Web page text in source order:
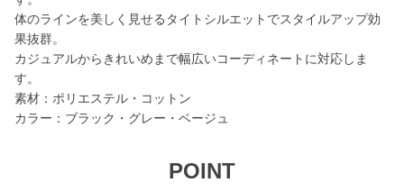
体のラインを美しく見せるタイトシルエットでスタイルアップ効
果抜群。
カジュアルからきれいめまで幅広いコーディネートに対応しま
す。
素材：ポリエステル・コットン
カラー：ブラック・グレー・ベージュ
POINT